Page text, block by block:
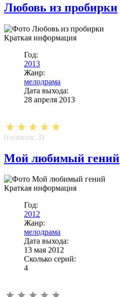
Любовь из пробирки
Краткая информация
Год:
2013
Жанр:
мелодрама
Дата выхода:
28 апреля 2013
(голосов: 3)
Мой любимый гений
Краткая информация
Год:
2012
Жанр:
мелодрама
Дата выхода:
13 мая 2012
Сколько серий:
4